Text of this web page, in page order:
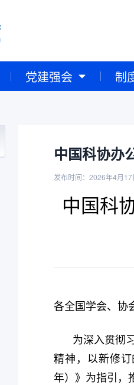
党建强会 制
中国科协办
发布时间：2026年4月17
中国科
各全国学会、协
为深入贯彻
精神，以新修
年）》为指引，